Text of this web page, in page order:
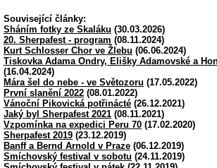
Související články:
Sháním fotky ze Skaláku (30.03.2026)
20. Sherpafest - program (08.11.2024)
Kurt Schlosser Chor ve Žlebu (06.06.2024)
Tiskovka Adama Ondry, Elišky Adamovské a
(16.04.2024)
Mára šel do nebe - ve Světozoru (17.05.2022)
První slanění 2022 (08.01.2022)
Vánoční Pikovická potřinácté (26.12.2021)
Jaký byl Sherpafest 2021 (08.11.2021)
Vzpomínka na expedici Peru 70 (17.02.2020)
Sherpafest 2019 (23.12.2019)
Banff a Bernd Arnold v Praze (06.12.2019)
Smíchovský festival v sobotu (24.11.2019)